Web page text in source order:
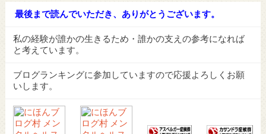
最後まで読んでいただき、ありがとうございます。
私の経験が誰かの生きるため・誰かの支えの参考になれば
と考えています。
ブログランキングに参加していますので応援よろしくお願
いします。